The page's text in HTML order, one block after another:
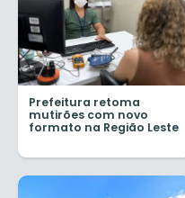
Prefeitura retoma
mutirões com novo
formato na Região Leste